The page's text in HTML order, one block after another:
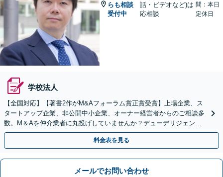
らも相談
受付中
話・ビデオなど)は
応相談
間：本日
定休日
学校法人
【全国対応】【著書2作がM&Aフォーラム賞正賞受賞】上場企業、ス
タートアップ企業、非公開中小企業、オーナー経営者からのご相談多
数。M＆Aを仲介業者に丸投げしていませんか？デューデリジェンス
や契約書作成・交渉はお任せください【初回無料】
料金表を見る
メールでお問い合わせ